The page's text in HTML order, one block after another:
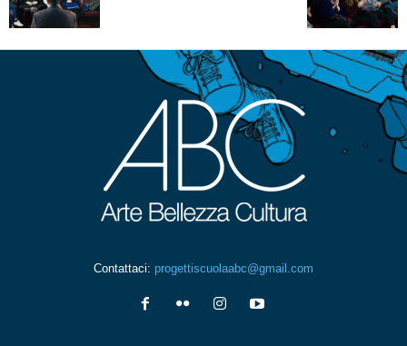
Contattaci: progettiscuolaabc@gmail.com